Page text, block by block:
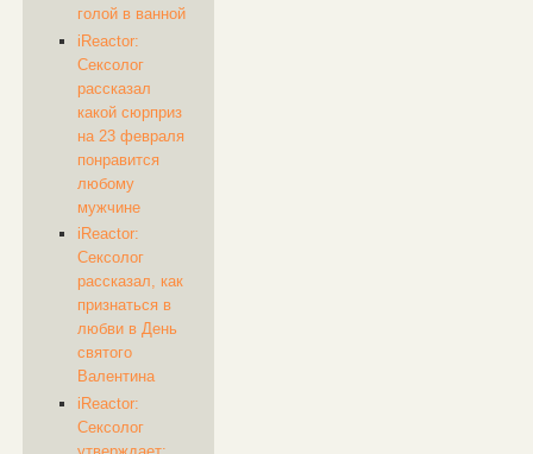
голой в ванной
iReactor:
Сексолог
рассказал
какой сюрприз
на 23 февраля
понравится
любому
мужчине
iReactor:
Сексолог
рассказал, как
признаться в
любви в День
святого
Валентина
iReactor:
Сексолог